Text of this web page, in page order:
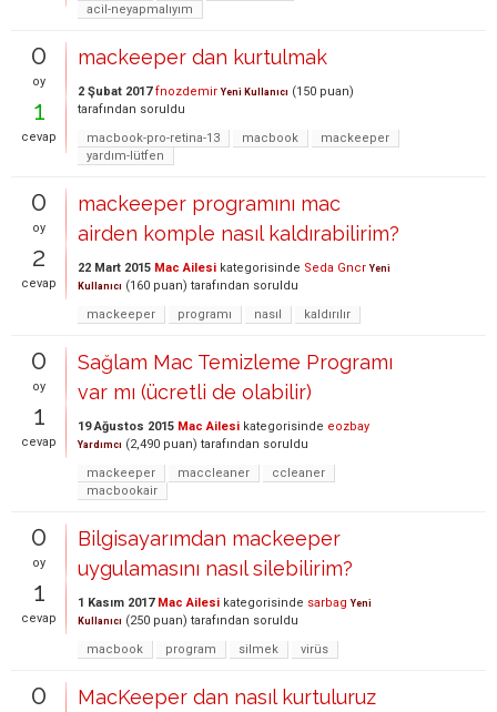
acil-neyapmalıyım
0
oy
1
cevap
mackeeper dan kurtulmak
2 Şubat 2017 fnozdemir Yeni Kullanıcı (150 puan)
tarafından soruldu
macbook-pro-retina-13
macbook
mackeeper
yardım-lütfen
0
oy
2
cevap
mackeeper programını mac
airden komple nasıl kaldırabilirim?
22 Mart 2015 Mac Ailesi kategorisinde Seda Gncr Yeni
Kullanıcı (160 puan) tarafından soruldu
mackeeper
programı nasıl kaldırılır
0
oy
1
cevap
Sağlam Mac Temizleme Programı
var mı (ücretli de olabilir)
19 Ağustos 2015 Mac Ailesi kategorisinde eozbay
Yardımcı (2,490 puan) tarafından soruldu
mackeeper
maccleaner
ccleaner
macbookair
0
oy
1
cevap
Bilgisayarımdan mackeeper
uygulamasını nasıl silebilirim?
1 Kasım 2017 Mac Ailesi kategorisinde sarbag Yeni
Kullanıcı (250 puan) tarafından soruldu
macbook
program silmek virüs
0 MacKeeper dan nasıl kurtuluruz